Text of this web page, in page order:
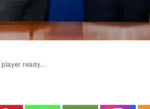
player ready...